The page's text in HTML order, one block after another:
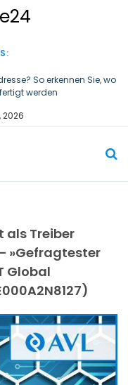
So erkennen Sie, wo
werden
für nicht zu
4,84 Mio. $ von der
2026
als Treiber
»Gefragtester
Global